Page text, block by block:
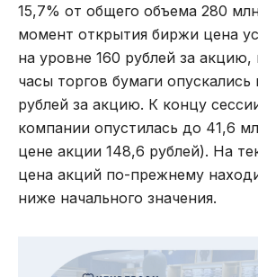
15,7% от общего объема 280
момент открытия биржи цена
на уровне 160 рублей за
часы торгов бумаги
рублей за акцию. К концу
компании опустилась до 41,6
цене акции 148,6 рублей). На
цена акций по-прежнему
ниже начального значения.